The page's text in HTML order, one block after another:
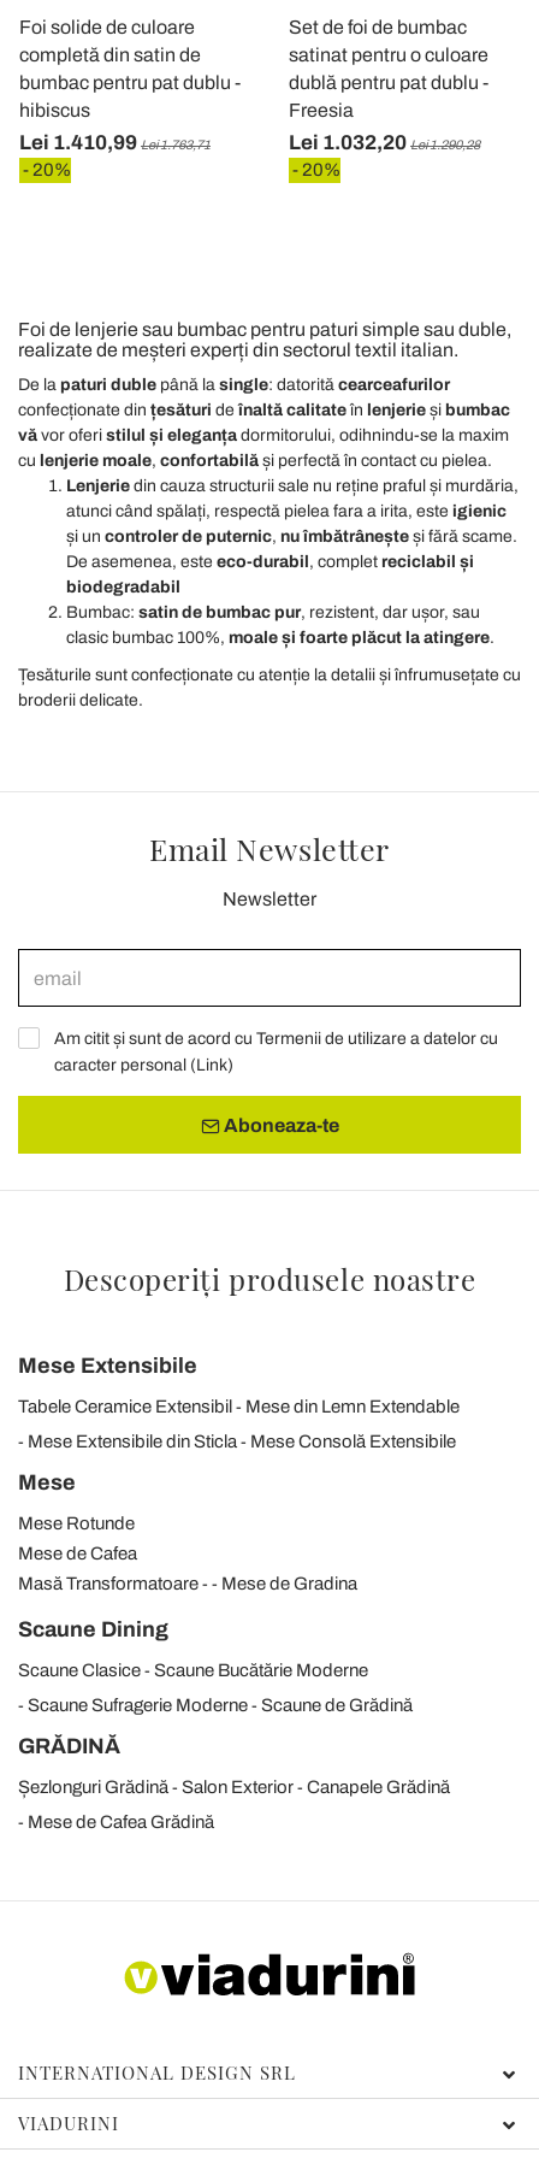
nostri partner che si occupano di analisi dei dati web,
pubblicità e social media, i quali potrebbero combinarle
con altre informazioni che ha fornito loro o che hanno
raccolto dal suo utilizzo dei loro servizi.
Foi solide de culoare
completă din satin de
bumbac pentru pat dublu -
hibiscus
Lei 1.410,99 Lei 1.763,71
- 20%
Set de foi de bumbac
satinat pentru o culoare
dublă pentru pat dublu -
Freesia
Lei 1.032,20 Lei 1.290,28
- 20%
Foi de lenjerie sau bumbac pentru paturi simple sau duble,
realizate de meșteri experți din sectorul textil italian.
De la paturi duble până la single: datorită cearceafurilor
confecționate din țesături deînaltă calitateîn lenjerie și bumbac
vă vor oferi stilul și eleganța dormitorului, odihnindu-se la maxim
cu lenjerie moale, confortabilă și perfectă în contact cu pielea.
Lenjerie din cauza structurii sale nu reține praful și murdăria,
atunci când spălați, respectă pielea fara a irita, este igienic
și un controler de puternic, nu îmbătrânește și fără scame.
De asemenea, este eco-durabil , complet reciclabil și
biodegradabil
Bumbac: satin de bumbac pur, rezistent, dar ușor, sau
clasic bumbac 100%, moale și foarte plăcut la atingere.
Țesăturile sunt confecționate cu atenție la detalii și înfrumusețate cu
broderii delicate.
Email Newsletter
Newsletter
Am citit și sunt de acord cu Termenii de utilizare a datelor cu
caracter personal (Link)
Aboneaza-te
Descoperiți produsele noastre
Mese Extensibile
Tabele Ceramice Extensibil
Mese din Lemn Extendable
Mese Extensibile din Sticla
Mese Consolă Extensibile
Mese
Mese Rotunde
Mese de Cafea
Masă Transformatoare
Mese de Gradina
Scaune Dining
Scaune Clasice
Scaune Bucătărie Moderne
Scaune Sufragerie Moderne
Scaune de Grădină
GRĂDINĂ
Șezlonguri Grădină Salon Exterior
Canapele Grădină
Mese de Cafea Grădină
INTERNATIONAL DESIGN SRL
VIADURINI